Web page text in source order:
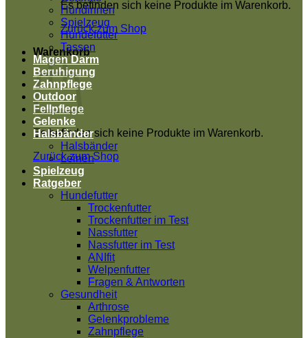
Es befinden sich keine Produkte im Warenkorb.
Zurück zum Shop
Warenkorb
Es befinden sich keine Produkte im Warenkorb.
Zurück zum Shop
Hündinnen
Spielzeug
Hundefutter
Tassen
Magen Darm
Beruhigung
Zahnpflege
Outdoor
Fellpflege
Gelenke
Halsbänder
Halsbänder
Leinen
Spielzeug
Ratgeber
Hundefutter
Trockenfutter
Trockenfutter im Test
Nassfutter
Nassfutter im Test
ANIfit
Welpenfutter
Fragen & Antworten
Gesundheit
Arthrose
Gelenkprobleme
Zahnpflege